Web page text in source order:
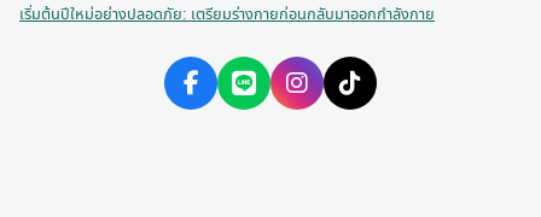
เริ่มต้นปีใหม่อย่างปลอดภัย: เตรียมร่างกายก่อนกลับมาออกกำลังกาย